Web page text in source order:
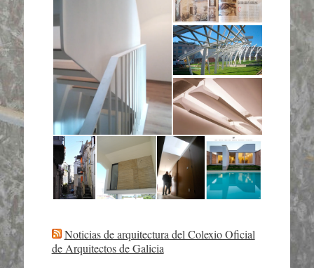
Noticias de arquitectura del Colexio Oficial
de Arquitectos de Galicia